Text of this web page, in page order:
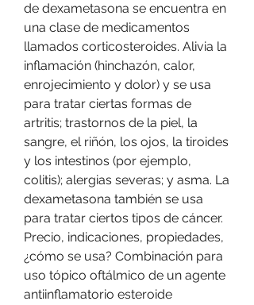
de dexametasona se encuentra en
una clase de medicamentos
llamados corticosteroides. Alivia la
inflamación (hinchazón, calor,
enrojecimiento y dolor) y se usa
para tratar ciertas formas de
artritis; trastornos de la piel, la
sangre, el riñón, los ojos, la tiroides
y los intestinos (por ejemplo,
colitis); alergias severas; y asma. La
dexametasona también se usa
para tratar ciertos tipos de cáncer.
Precio, indicaciones, propiedades,
¿cómo se usa? Combinación para
uso tópico oftálmico de un agente
antiinflamatorio esteroide